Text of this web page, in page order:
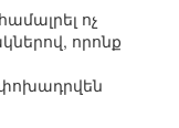
ոչ
որոնք